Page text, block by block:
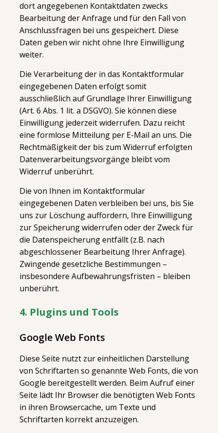
dort angegebenen Kontaktdaten zwecks
Bearbeitung der Anfrage und für den Fall von
Anschlussfragen bei uns gespeichert. Diese
Daten geben wir nicht ohne Ihre Einwilligung
weiter.
Die Verarbeitung der in das Kontaktformular
eingegebenen Daten erfolgt somit
ausschließlich auf Grundlage Ihrer Einwilligung
(Art. 6 Abs. 1 lit. a DSGVO). Sie können diese
Einwilligung jederzeit widerrufen. Dazu reicht
eine formlose Mitteilung per E-Mail an uns. Die
Rechtmäßigkeit der bis zum Widerruf erfolgten
Datenverarbeitungsvorgänge bleibt vom
Widerruf unberührt.
Die von Ihnen im Kontaktformular
eingegebenen Daten verbleiben bei uns, bis Sie
uns zur Löschung auffordern, Ihre Einwilligung
zur Speicherung widerrufen oder der Zweck für
die Datenspeicherung entfällt (z.B. nach
abgeschlossener Bearbeitung Ihrer Anfrage).
Zwingende gesetzliche Bestimmungen –
insbesondere Aufbewahrungsfristen – bleiben
unberührt.
4. Plugins und Tools
Google Web Fonts
Diese Seite nutzt zur einheitlichen Darstellung
von Schriftarten so genannte Web Fonts, die von
Google bereitgestellt werden. Beim Aufruf einer
Seite lädt Ihr Browser die benötigten Web Fonts
in ihren Browsercache, um Texte und
Schriftarten korrekt anzuzeigen.